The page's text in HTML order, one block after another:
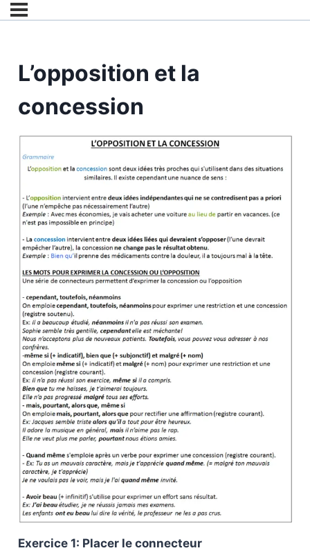
L’opposition et la
concession
Exercice 1: Placer le connecteur